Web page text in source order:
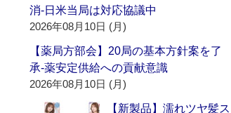
消‐日米当局は対応協議中
2026年08月10日 (月)
【薬局方部会】20局の基本方針案を了
承‐薬安定供給への貢献意識
2026年08月10日 (月)
【新製品】濡れツヤ髪ス